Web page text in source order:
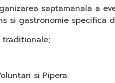
saptamanala a
si gastronomie specifica
si Pipera.